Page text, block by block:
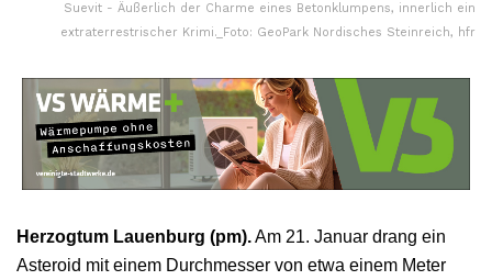
Suevit - Äußerlich der Charme eines Betonklumpens, innerlich ein
extraterrestrischer Krimi._Foto: GeoPark Nordisches Steinreich, hfr
Herzogtum Lauenburg (pm).Am 21. Januar drang ein
Asteroid mit einem Durchmesser von etwa einem Meter